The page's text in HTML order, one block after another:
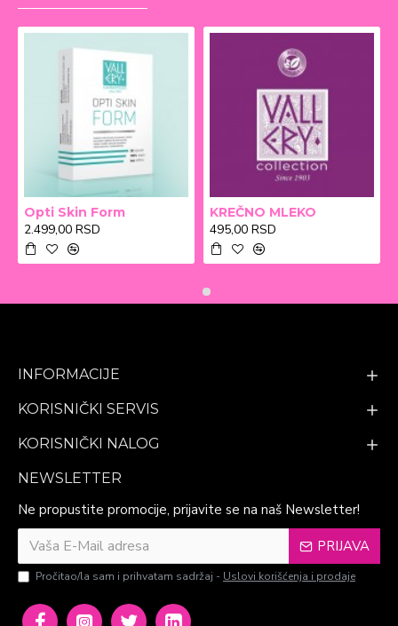
Opti Skin Form
2.499,00 RSD
KREČNO MLEKO
495,00 RSD
INFORMACIJE
KORISNIČKI SERVIS
KORISNIČKI NALOG
NEWSLETTER
Ne propustite promocije, prijavite se na naš Newsletter!
PRIJAVA
Pročitao/la sam i prihvatam sadržaj - Uslovi korišćenja i prodaje